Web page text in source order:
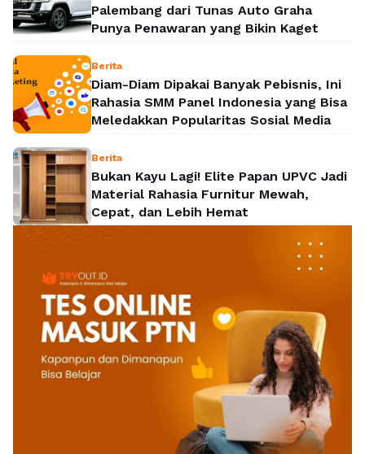
Palembang dari Tunas Auto Graha
Punya Penawaran yang Bikin Kaget
Berita
Diam-Diam Dipakai Banyak Pebisnis, Ini
Rahasia SMM Panel Indonesia yang Bisa
Meledakkan Popularitas Sosial Media
Berita
Bukan Kayu Lagi! Elite Papan UPVC Jadi
Material Rahasia Furnitur Mewah,
Cepat, dan Lebih Hemat